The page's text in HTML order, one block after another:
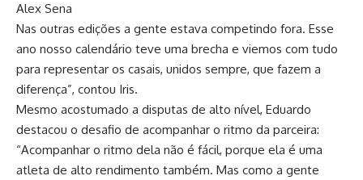
Alex Sena
Nas outras edições a gente estava competindo fora. Esse
ano nosso calendário teve uma brecha e viemos com tudo
para representar os casais, unidos sempre, que fazem a
diferença”, contou Iris.
Mesmo acostumado a disputas de alto nível, Eduardo
destacou o desafio de acompanhar o ritmo da parceira:
“Acompanhar o ritmo dela não é fácil, porque ela é uma
atleta de alto rendimento também. Mas como a gente